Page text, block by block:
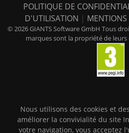
POLITIQUE DE
D'UTILISATION | MENTIONS
© 2026 GIANTS Software GmbH Tous
marques sont la propriété de
Nous utilisons des cookies et
améliorer la convivialité du site
votre navigation, vous acceptez